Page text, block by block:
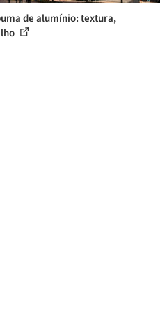
de alumínio: textura,